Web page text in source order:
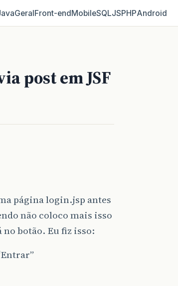
GeralFront‑endMobileSQLJSPHPAndroid
post em JSF
página login.jsp antes
não coloco mais isso
botão. Eu fiz isso: